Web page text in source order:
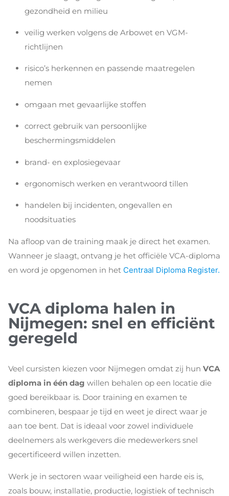
gezondheid en milieu
veilig werken volgens de Arbowet en VGM-
richtlijnen
risico’s herkennen en passende maatregelen
nemen
omgaan met gevaarlijke stoffen
correct gebruik van persoonlijke
beschermingsmiddelen
brand- en explosiegevaar
ergonomisch werken en verantwoord tillen
handelen bij incidenten, ongevallen en
noodsituaties
Na afloop van de training maak je direct het examen.
Wanneer je slaagt, ontvang je het officiële VCA-diploma
en word je opgenomen in het Centraal Diploma Register.
VCA diploma halen in
Nijmegen: snel en efficiënt
geregeld
Veel cursisten kiezen voor Nijmegen omdat zij hun VCA
diploma in één dag willen behalen op een locatie die
goed bereikbaar is. Door training en examen te
combineren, bespaar je tijd en weet je direct waar je
aan toe bent. Dat is ideaal voor zowel individuele
deelnemers als werkgevers die medewerkers snel
gecertificeerd willen inzetten.
Werk je in sectoren waar veiligheid een harde eis is,
zoals bouw, installatie, productie, logistiek of technisch